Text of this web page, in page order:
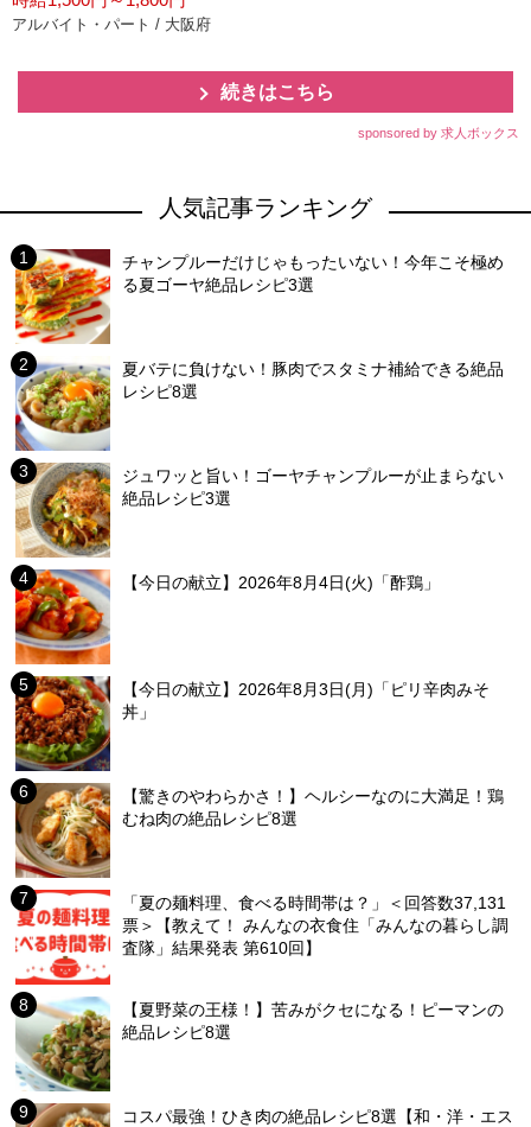
アルバイト・パート / 大阪府
続きはこちら
sponsored by 求人ボックス
人気記事ランキング
チャンプルーだけじゃもったいない！今年こそ極め
る夏ゴーヤ絶品レシピ3選
夏バテに負けない！豚肉でスタミナ補給できる絶品
レシピ8選
ジュワッと旨い！ゴーヤチャンプルーが止まらない
絶品レシピ3選
【今日の献立】2026年8月4日(火)「酢鶏」
【今日の献立】2026年8月3日(月)「ピリ辛肉みそ
丼」
【驚きのやわらかさ！】ヘルシーなのに大満足！鶏
むね肉の絶品レシピ8選
「夏の麺料理、食べる時間帯は？」＜回答数37,131
票＞【教えて！ みんなの衣食住「みんなの暮らし調
査隊」結果発表 第610回】
【夏野菜の王様！】苦みがクセになる！ピーマンの
絶品レシピ8選
コスパ最強！ひき肉の絶品レシピ8選【和・洋・エス